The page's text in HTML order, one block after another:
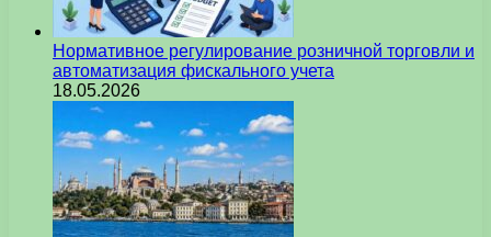
Нормативное регулирование розничной торговли и
автоматизация фискального учета
18.05.2026